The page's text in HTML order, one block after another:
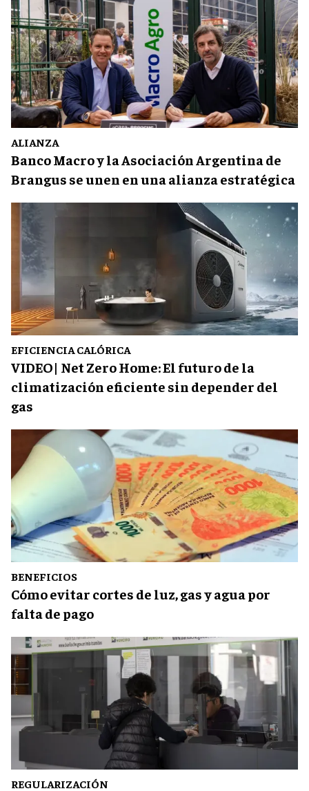
ALIANZA
Banco Macro y la Asociación Argentina de
Brangus se unen en una alianza estratégica
EFICIENCIA CALÓRICA
VIDEO| Net Zero Home: El futuro de la
climatización eficiente sin depender del
gas
BENEFICIOS
Cómo evitar cortes de luz, gas y agua por
falta de pago
REGULARIZACIÓN